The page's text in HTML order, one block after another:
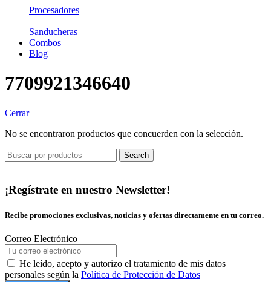
Procesadores
Sanducheras
Combos
Blog
7709921346640
Cerrar
No se encontraron productos que concuerden con la selección.
Search
¡Regístrate en nuestro Newsletter!
Recibe promociones exclusivas, noticias y ofertas directamente en tu correo.
Correo Electrónico
He leído, acepto y autorizo el tratamiento de mis datos
personales según la Política de Protección de Datos